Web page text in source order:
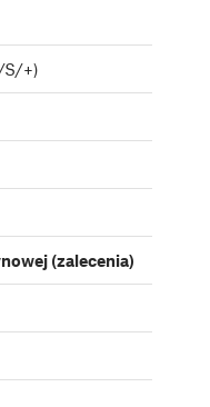
S/+)
(zalecenia)